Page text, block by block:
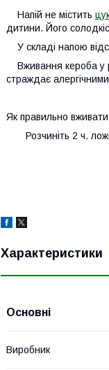
Напій не містить
дитини. Його
У складі напою
Вживання кероба у
страждає
Як правильно
Розчиніть 2 ч.
Характеристики
Основні
Виробник